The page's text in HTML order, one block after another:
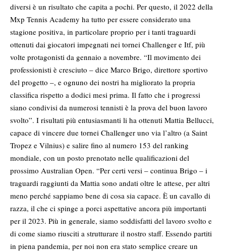
diversi è un risultato che capita a pochi. Per questo, il 2022 della
Mxp Tennis Academy ha tutto per essere considerato una
stagione positiva, in particolare proprio per i tanti traguardi
ottenuti dai giocatori impegnati nei tornei Challenger e Itf, più
volte protagonisti da gennaio a novembre. “Il movimento dei
professionisti è cresciuto – dice Marco Brigo, direttore sportivo
del progetto –, e ognuno dei nostri ha migliorato la propria
classifica rispetto a dodici mesi prima. Il fatto che i progressi
siano condivisi da numerosi tennisti è la prova del buon lavoro
svolto”. I risultati più entusiasmanti li ha ottenuti Mattia Bellucci,
capace di vincere due tornei Challenger uno via l’altro (a Saint
Tropez e Vilnius) e salire fino al numero 153 del ranking
mondiale, con un posto prenotato nelle qualificazioni del
prossimo Australian Open. “Per certi versi – continua Brigo – i
traguardi raggiunti da Mattia sono andati oltre le attese, per altri
meno perché sappiamo bene di cosa sia capace. È un cavallo di
razza, il che ci spinge a porci aspettative ancora più importanti
per il 2023. Più in generale, siamo soddisfatti del lavoro svolto e
di come siamo riusciti a strutturare il nostro staff. Essendo partiti
in piena pandemia, per noi non era stato semplice creare un